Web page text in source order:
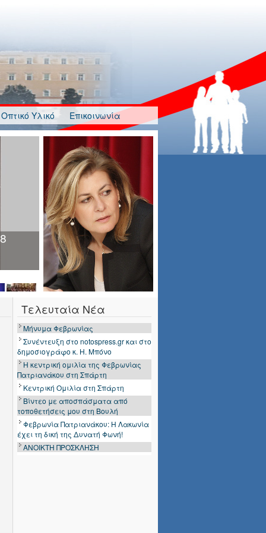
Οπτικό Υλικό
Επικοινωνία
Τελευταία Νέα
Μήνυμα Φεβρωνίας
Συνέντευξη στο notospress.gr και στο
δημοσιογράφο κ. Η. Μπόνο
Η κεντρική ομιλία της Φεβρωνίας
Πατριανάκου στη Σπάρτη
Κεντρική Ομιλία στη Σπάρτη
Βίντεο με αποσπάσματα από
τοποθετήσεις μου στη Βουλή
Φεβρωνία Πατριανάκου: Η Λακωνία
έχει τη δική της Δυνατή Φωνή!
ΑΝΟΙΚΤΗ ΠΡΟΣΚΛΗΣΗ